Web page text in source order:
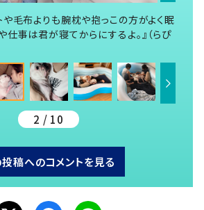
や毛布よりも腕枕や抱っこの方がよく眠
仕事は君が寝てからにするよ。』（らぴ
2 / 10
投稿へのコメントを見る